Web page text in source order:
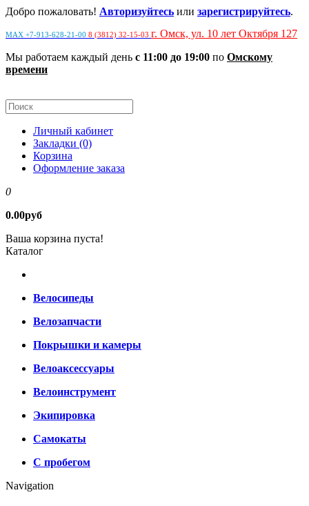
Добро пожаловать! Авторизуйтесь или зарегистрируйтесь.
MAX +7-913-628-21-00 8 (3812) 32-15-03 г. Омск, ул. 10 лет Октября 127
Мы работаем каждый день с 11:00 до 19:00 по Омскому
времени
Личный кабинет
Закладки (0)
Корзина
Оформление заказа
0
0.00руб
Ваша корзина пуста!
Каталог
Велосипеды
Велозапчасти
Покрышки и камеры
Велоаксессуары
Велоинструмент
Экипировка
Самокаты
С пробегом
Navigation